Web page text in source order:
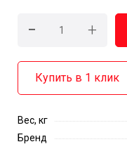
- +
Купить в 1 клик
Вес, кг
Бренд